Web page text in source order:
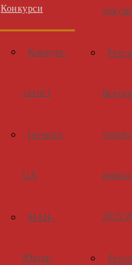
Конкурси
Конкурс-
захист
Inventor
UA
МАН-
Юніор
2025/